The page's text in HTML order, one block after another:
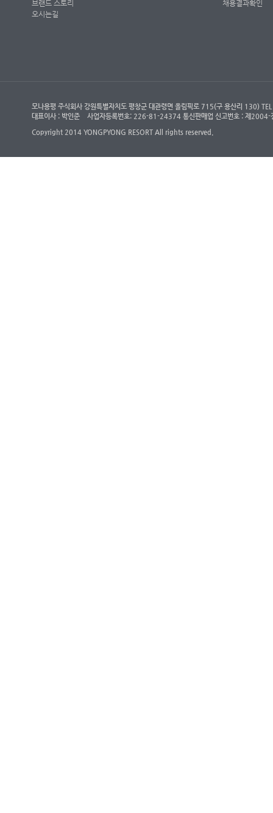
브랜드 스토리
오시는길
채용결과확인
모나용평 주식회사 강원특별자치도 평창군 대관령면 올림픽로 715(구 용산리
대표이사 : 박인준
사업자등록번호: 226-81-24374 통신판매업 신고번호 : 제2004-
Copyright 2014 YONGPYONG RESORT All rights reserved.